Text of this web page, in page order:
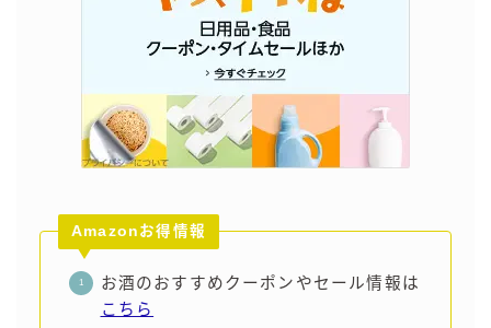
Amazonお得情報
お酒のおすすめクーポンやセール情報は
こちら